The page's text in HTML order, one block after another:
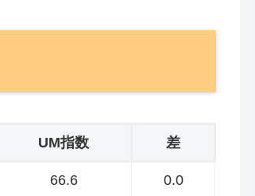
UM指数 差
66.6 0.0